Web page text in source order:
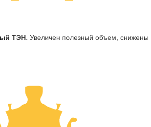
ТЭН. Увеличен полезный объем, снижены